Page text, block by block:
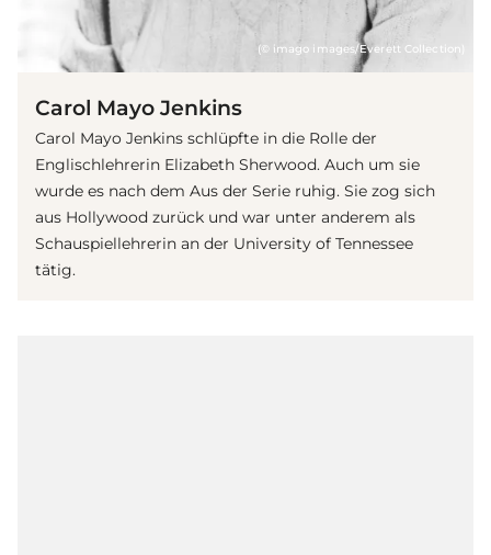
(© imago images/Everett Collection)
Carol Mayo Jenkins
Carol Mayo Jenkins schlüpfte in die Rolle der
Englischlehrerin Elizabeth Sherwood. Auch um sie
wurde es nach dem Aus der Serie ruhig. Sie zog sich
aus Hollywood zurück und war unter anderem als
Schauspiellehrerin an der University of Tennessee
tätig.